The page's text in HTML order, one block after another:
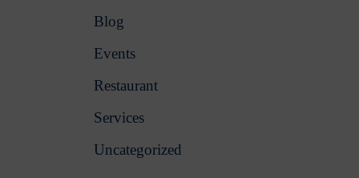
Blog
Events
Restaurant
Services
Uncategorized